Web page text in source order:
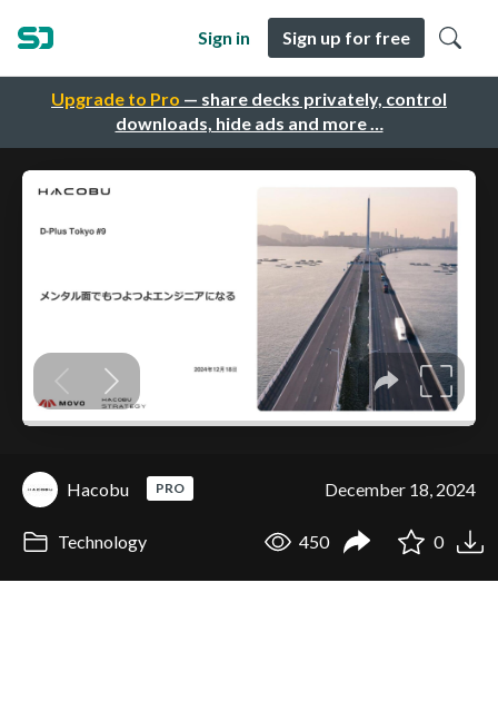
Upgrade to Pro — share decks privately, control
downloads, hide ads and more …
Sign in Sign up for free
Hacobu PRO December 18, 2024
Technology 450 0